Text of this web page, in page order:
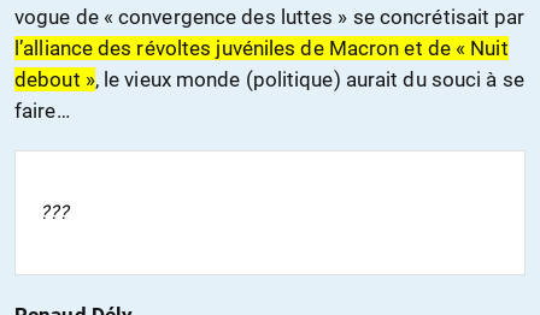
vogue de « convergence des luttes » se concrétisait par
l’alliance des révoltes juvéniles de Macron et de « Nuit
debout », le vieux monde (politique) aurait du souci à se
faire…
???